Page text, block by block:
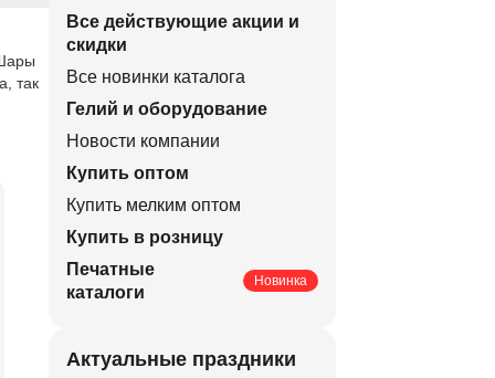
так
Все действующие акции и
скидки
Все новинки каталога
Гелий и оборудование
Новости компании
Купить оптом
Купить мелким оптом
Купить в розницу
Печатные
каталоги
Новинка
Актуальные праздники